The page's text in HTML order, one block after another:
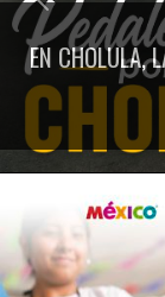
EN CHOLULA,
Previous